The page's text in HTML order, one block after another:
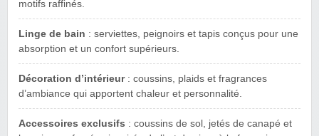
motifs raffinés.
Linge de bain : serviettes, peignoirs et tapis conçus pour une
absorption et un confort supérieurs.
Décoration d’intérieur: coussins, plaids et fragrances
d’ambiance qui apportent chaleur et personnalité.
Accessoires exclusifs : coussins de sol, jetés de canapé et